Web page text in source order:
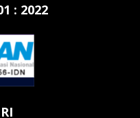
: 2022